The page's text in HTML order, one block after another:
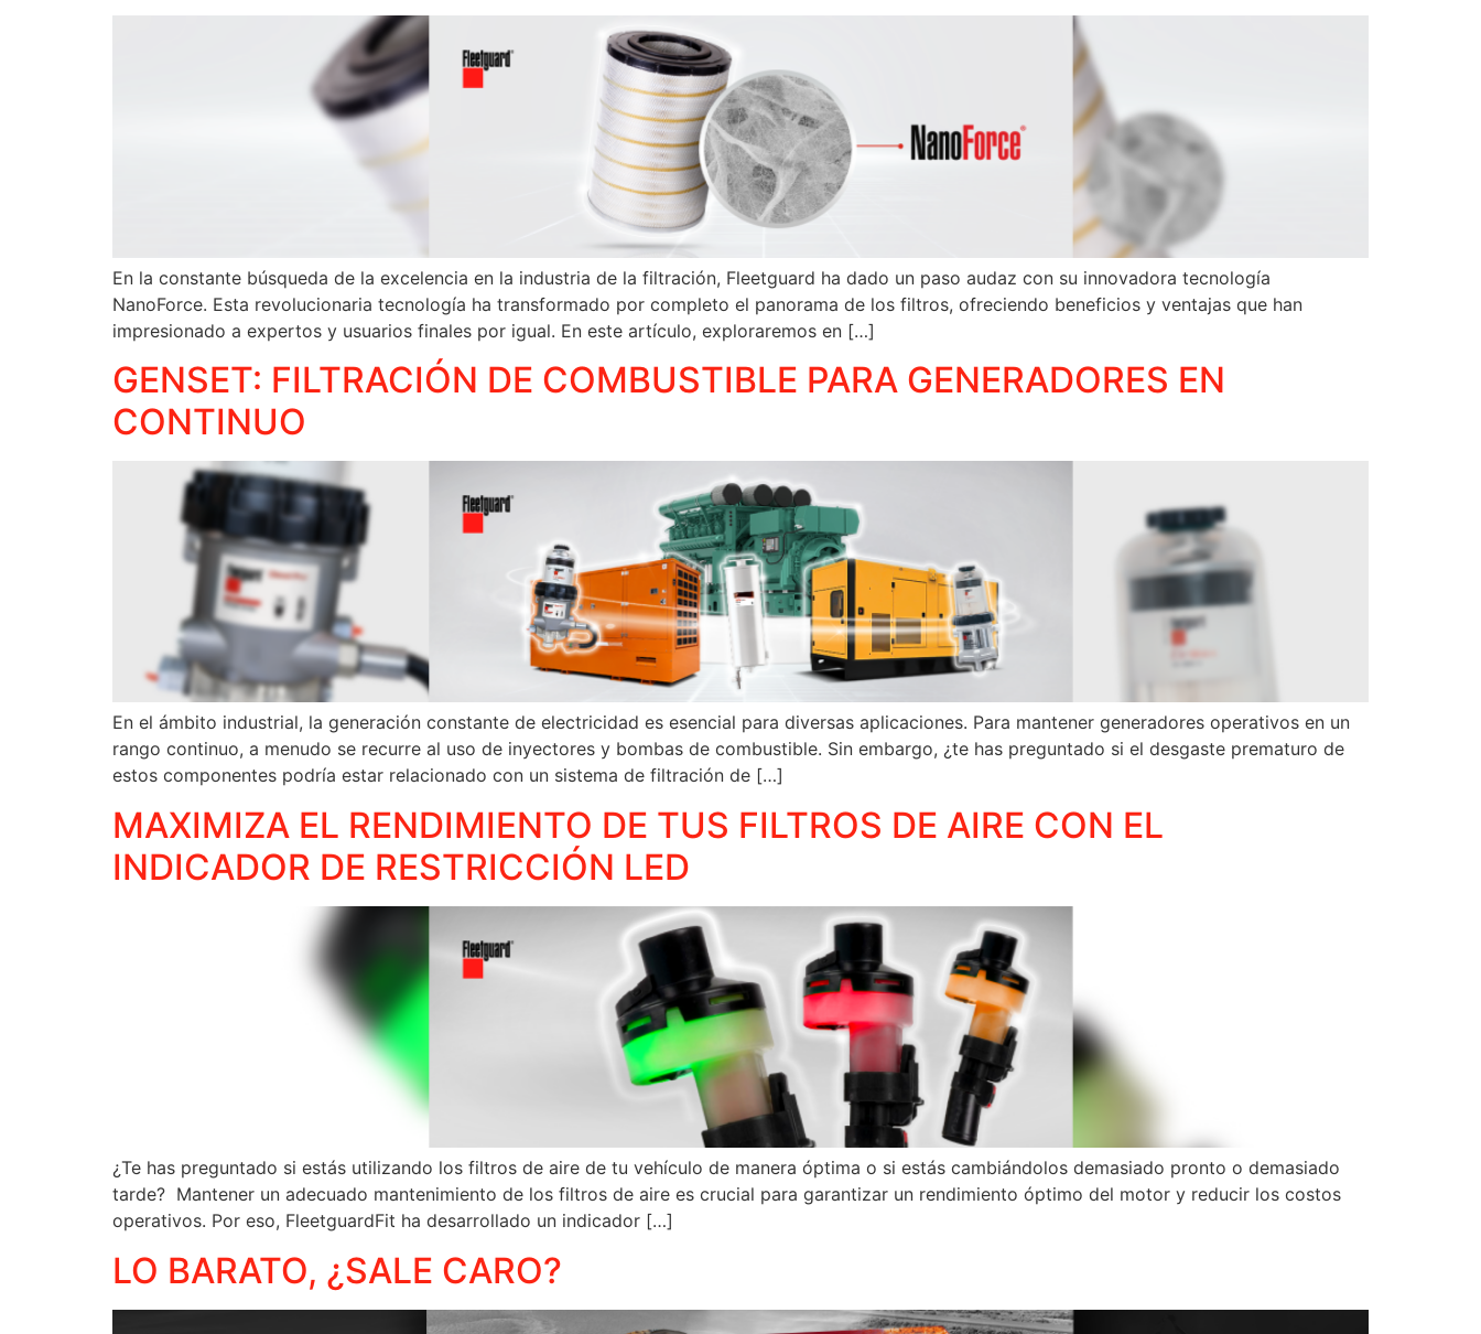
En la constante búsqueda de la excelencia en la industria de la filtración, Fleetguard ha dado un paso audaz con su innovadora tecnología
NanoForce. Esta revolucionaria tecnología ha transformado por completo el panorama de los filtros, ofreciendo beneficios y ventajas que han
impresionado a expertos y usuarios finales por igual. En este artículo, exploraremos en […]
GENSET: FILTRACIÓN DE COMBUSTIBLE PARA GENERADORES EN
CONTINUO
En el ámbito industrial, la generación constante de electricidad es esencial para diversas aplicaciones. Para mantener generadores operativos en un
rango continuo, a menudo se recurre al uso de inyectores y bombas de combustible. Sin embargo, ¿te has preguntado si el desgaste prematuro de
estos componentes podría estar relacionado con un sistema de filtración de […]
MAXIMIZA EL RENDIMIENTO DE TUS FILTROS DE AIRE CON EL
INDICADOR DE RESTRICCIÓN LED
¿Te has preguntado si estás utilizando los filtros de aire de tu vehículo de manera óptima o si estás cambiándolos demasiado pronto o demasiado
tarde? Mantener un adecuado mantenimiento de los filtros de aire es crucial para garantizar un rendimiento óptimo del motor y reducir los costos
operativos. Por eso, FleetguardFit ha desarrollado un indicador […]
LO BARATO, ¿SALE CARO?